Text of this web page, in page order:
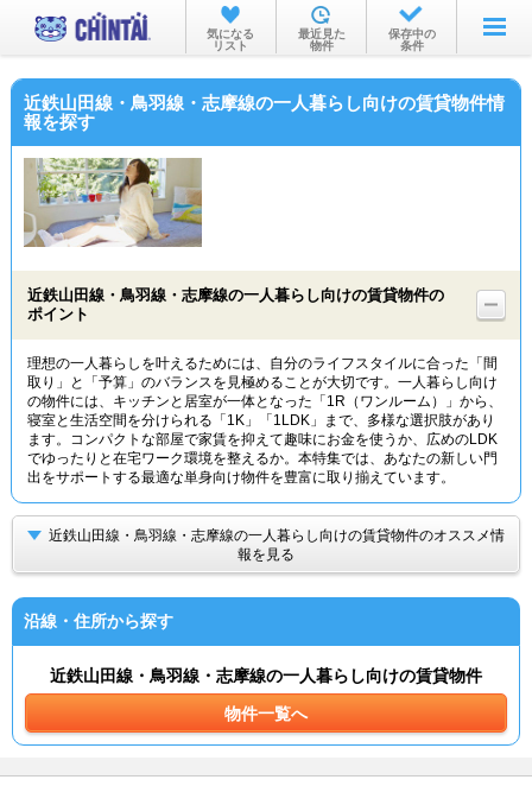
お部屋を探す
沿線・駅から
不動産会社から
気になる
リスト
最近見た
物件
保存中の
条件
近鉄山田線・鳥羽線・志摩線の一人暮らし向けの賃貸物件情
報を探す
近鉄山田線・鳥羽線・志摩線の一人暮らし向けの賃貸物件の
ポイント
理想の一人暮らしを叶えるためには、自分のライフスタイルに合った「間
取り」と「予算」のバランスを見極めることが大切です。一人暮らし向け
の物件には、キッチンと居室が一体となった「1R（ワンルーム）」から、
寝室と生活空間を分けられる「1K」「1LDK」まで、多様な選択肢があり
ます。コンパクトな部屋で家賃を抑えて趣味にお金を使うか、広めのLDK
でゆったりと在宅ワーク環境を整えるか。本特集では、あなたの新しい門
出をサポートする最適な単身向け物件を豊富に取り揃えています。
近鉄山田線・鳥羽線・志摩線の一人暮らし向けの賃貸物件のオススメ情
報を見る
沿線・住所から探す
近鉄山田線・鳥羽線・志摩線の一人暮らし向けの賃貸物件
物件一覧へ